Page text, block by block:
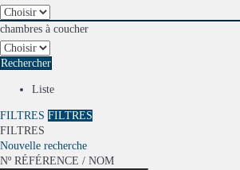
chambres à coucher
Rechercher
Liste
FILTRES FILTRES
FILTRES
Nouvelle recherche
Nº RÉFÉRENCE / NOM